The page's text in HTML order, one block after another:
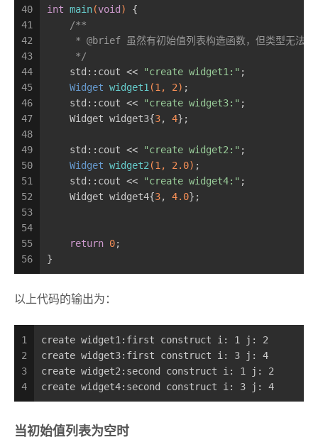
40
41
42
43
44
45
46
47
48
49
50
51
52
53
54
55
56
int main(void )
{
/**
* @brief 虽然有初始值列表构造函数，但类型无法转
     */
    std::cout <<
"create widget1:" ;
Widget widget1 (1 , 2) ;
    std::cout <<
"create widget3:" ;
    Widget widget3{
3, 4};
    std::cout <<
"create widget2:" ;
Widget widget2 (1 , 2.0) ;
    std::cout <<
"create widget4:" ;
    Widget widget4{
3, 4.0};
return 0;
}
以上代码的输出为：
1
2
3
4
create widget1:first construct i: 1 j: 2
create widget3:first construct i: 3 j: 4
create widget2:second construct i: 1 j: 2
create widget4:second construct i: 3 j: 4
当初始值列表为空时